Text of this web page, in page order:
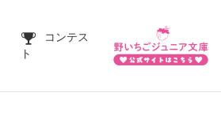
コンテス
ト